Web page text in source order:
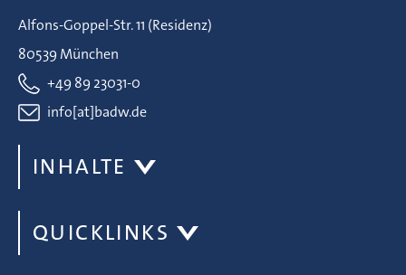
Alfons-Goppel-Str. 11 (Residenz)
80539 München
+49 89 23031-0
info[at]badw.de
INHALTE
QUICKLINKS